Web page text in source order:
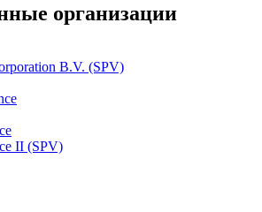
организации
B.V. (SPV)
II (SPV)